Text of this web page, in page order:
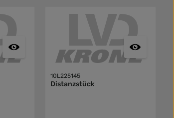
10L225145
Distanzstück